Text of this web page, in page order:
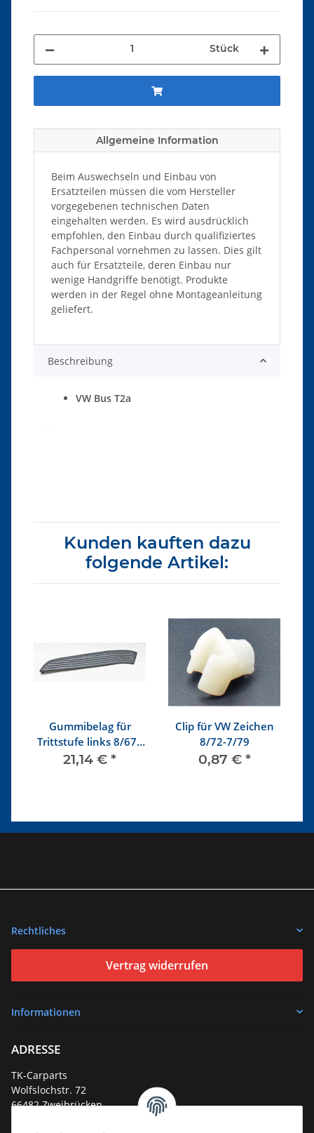
Stück
Allgemeine Information
Beim Auswechseln und Einbau von
Ersatzteilen müssen die vom Hersteller
vorgegebenen technischen Daten
eingehalten werden. Es wird ausdrücklich
empfohlen, den Einbau durch qualifiziertes
Fachpersonal vornehmen zu lassen. Dies gilt
auch für Ersatzteile, deren Einbau nur
wenige Handgriffe benötigt. Produkte
werden in der Regel ohne Montageanleitung
geliefert.
Beschreibung
VW Bus T2a
Kunden kauften dazu
folgende Artikel:
Gummibelag für
Trittstufe links 8/67 -
7/72
21,14 € *
Clip für VW Zeichen
8/72-7/79
0,87 € *
Rechtliches
Vertrag widerrufen
Informationen
ADRESSE
TK-Carparts
Wolfslochstr. 72
66482 Zweibrücken